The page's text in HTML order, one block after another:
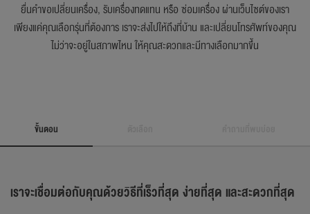
ยื่นคำขอเปลี่ยนเครื่อง, รับเครื่องทดแทน หรือ ซ่อมเครื่อง ผ่านเว็บไซต์ของเรา
เพียงแค่คุณเลือกรุ่นที่ต้องการ เราจะส่งไปให้ถึงที่บ้าน และเปลี่ยนโทรศัพท์ของคุณ
ไม่ว่าจะอยู่ในสภาพไหน ให้คุณสะดวกและมีทางเลือกมากขึ้น
ขั้นตอน
Make the switch in just a few easy steps
เราจะเชื่อมต่อกับคุณด้วยวิธีที่เร็วที่สุด ง่ายที่สุด และสะดวกที่สุด